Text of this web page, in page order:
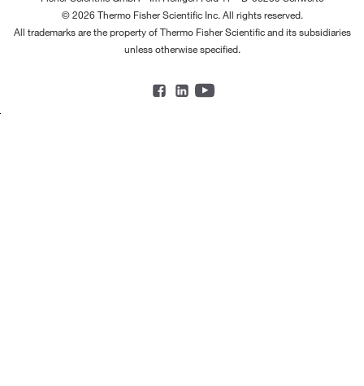
© 2026 Thermo Fisher Scientific Inc. All rights reserved.
All trademarks are the property of Thermo Fisher Scientific and its subsidiaries
unless otherwise specified.